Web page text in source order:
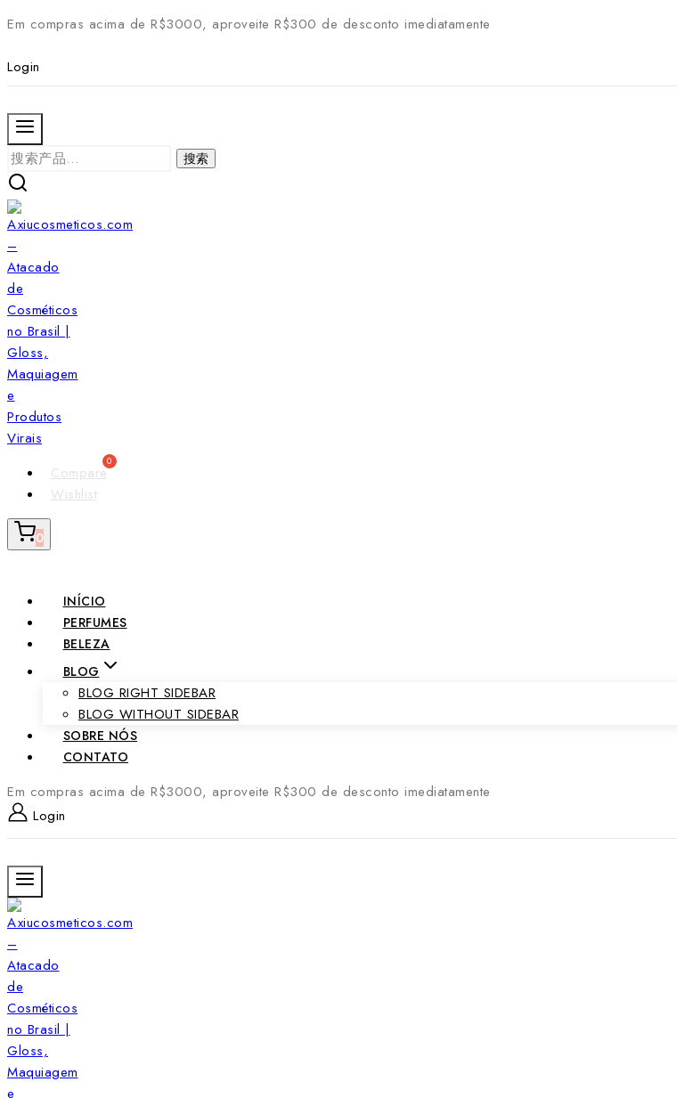
Skip
content
Em compras acima de R$3000, aproveite R$300 de desconto imediatamente
Login
搜
索：
搜索
Compare
Wishlist
0
INÍCIO
PERFUMES
BELEZA
BLOG
BLOG RIGHT SIDEBAR
BLOG WITHOUT SIDEBAR
SOBRE NÓS
CONTATO
Em compras acima de R$3000, aproveite R$300 de desconto imediatamente
Login